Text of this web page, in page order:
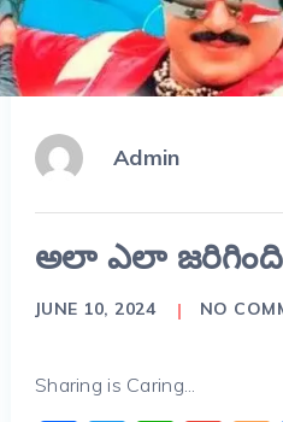
Admin
అలా ఎలా జరిగింది
JUNE 10, 2024 NO
Sharing is Caring...